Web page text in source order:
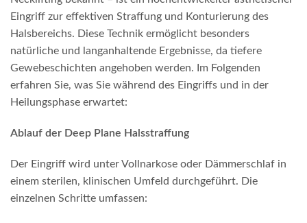
Eingriff zur effektiven Straffung und Konturierung des
Halsbereichs. Diese Technik ermöglicht besonders
natürliche und langanhaltende Ergebnisse, da tiefere
Gewebeschichten angehoben werden. Im Folgenden
erfahren Sie, was Sie während des Eingriffs und in der
Heilungsphase erwartet:
Ablauf der Deep Plane Halsstraffung
Der Eingriff wird unter Vollnarkose oder Dämmerschlaf in
einem sterilen, klinischen Umfeld durchgeführt. Die
einzelnen Schritte umfassen: